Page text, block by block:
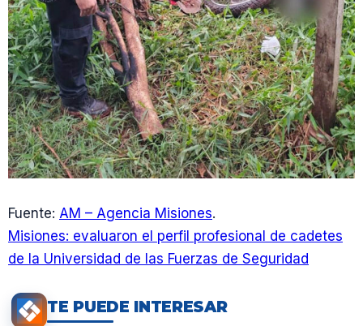
Fuente: AM – Agencia Misiones.
Misiones: evaluaron el perfil profesional de cadetes
de la Universidad de las Fuerzas de Seguridad
TE PUEDE INTERESAR